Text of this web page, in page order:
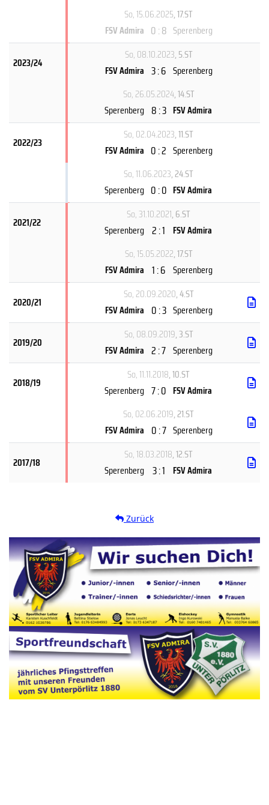
So, 15.06.2025, 17.ST
FSV Admira 0 : 8 Sperenberg
2023/24
So, 08.10.2023, 5.ST
FSV Admira 3 : 6 Sperenberg
So, 26.05.2024, 14.ST
Sperenberg 8 : 3 FSV Admira
2022/23
So, 02.04.2023, 11.ST
FSV Admira 0 : 2 Sperenberg
So, 11.06.2023, 24.ST
Sperenberg 0 : 0 FSV Admira
2021/22
So, 31.10.2021, 6.ST
Sperenberg 2 : 1 FSV Admira
So, 15.05.2022, 17.ST
FSV Admira 1 : 6 Sperenberg
2020/21
So, 20.09.2020, 4.ST
FSV Admira 0 : 3 Sperenberg
2019/20
So, 08.09.2019, 3.ST
FSV Admira 2 : 7 Sperenberg
2018/19
So, 11.11.2018, 10.ST
Sperenberg 7 : 0 FSV Admira
So, 02.06.2019, 21.ST
FSV Admira 0 : 7 Sperenberg
2017/18
So, 18.03.2018, 12.ST
Sperenberg 3 : 1 FSV Admira
Zurück